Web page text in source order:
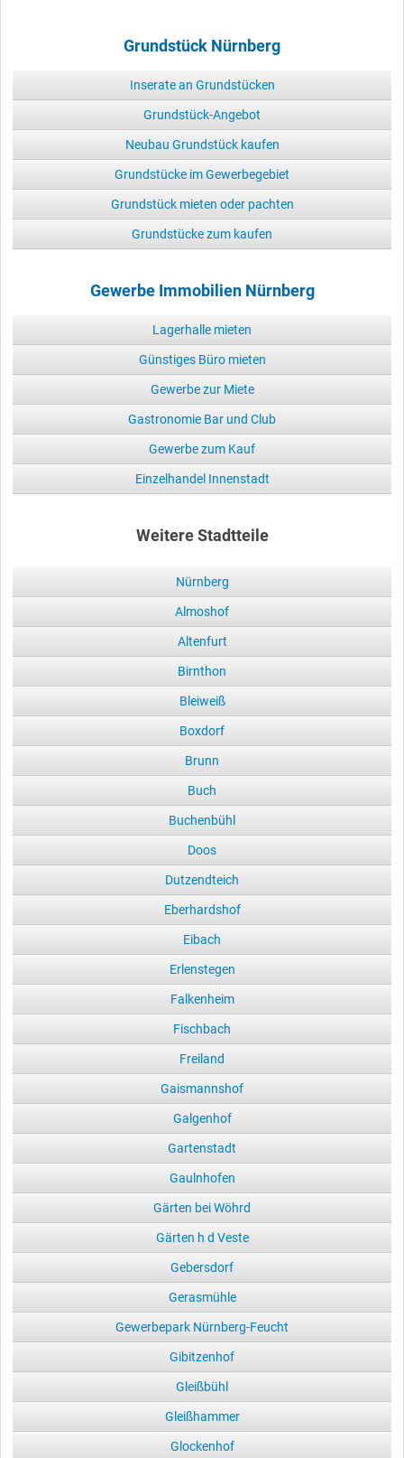
Grundstück Nürnberg
Inserate an Grundstücken
Grundstück-Angebot
Neubau Grundstück kaufen
Grundstücke im Gewerbegebiet
Grundstück mieten oder pachten
Grundstücke zum kaufen
Gewerbe Immobilien Nürnberg
Lagerhalle mieten
Günstiges Büro mieten
Gewerbe zur Miete
Gastronomie Bar und Club
Gewerbe zum Kauf
Einzelhandel Innenstadt
Weitere Stadtteile
Nürnberg
Almoshof
Altenfurt
Birnthon
Bleiweiß
Boxdorf
Brunn
Buch
Buchenbühl
Doos
Dutzendteich
Eberhardshof
Eibach
Erlenstegen
Falkenheim
Fischbach
Freiland
Gaismannshof
Galgenhof
Gartenstadt
Gaulnhofen
Gärten bei Wöhrd
Gärten h d Veste
Gebersdorf
Gerasmühle
Gewerbepark Nürnberg-Feucht
Gibitzenhof
Gleißbühl
Gleißhammer
Glockenhof